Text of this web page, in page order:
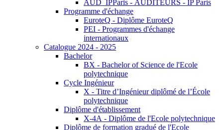
AUD_IPParis - AUDITEURS - IP Paris
Programme d'échange
EuroteQ - Diplôme EuroteQ
PEI - Programmes d'échange
internationaux
Catalogue 2024 - 2025
Bachelor
BX - Bachelor of Science de l'Ecole
polytechnique
Cycle Ingénieur
X - Titre d’Ingénieur diplômé de l’École
polytechnique
Diplôme d'établissement
X-4A - Diplôme de l'Ecole polytechnique
Diplôme de formation gradué de l'Ecole